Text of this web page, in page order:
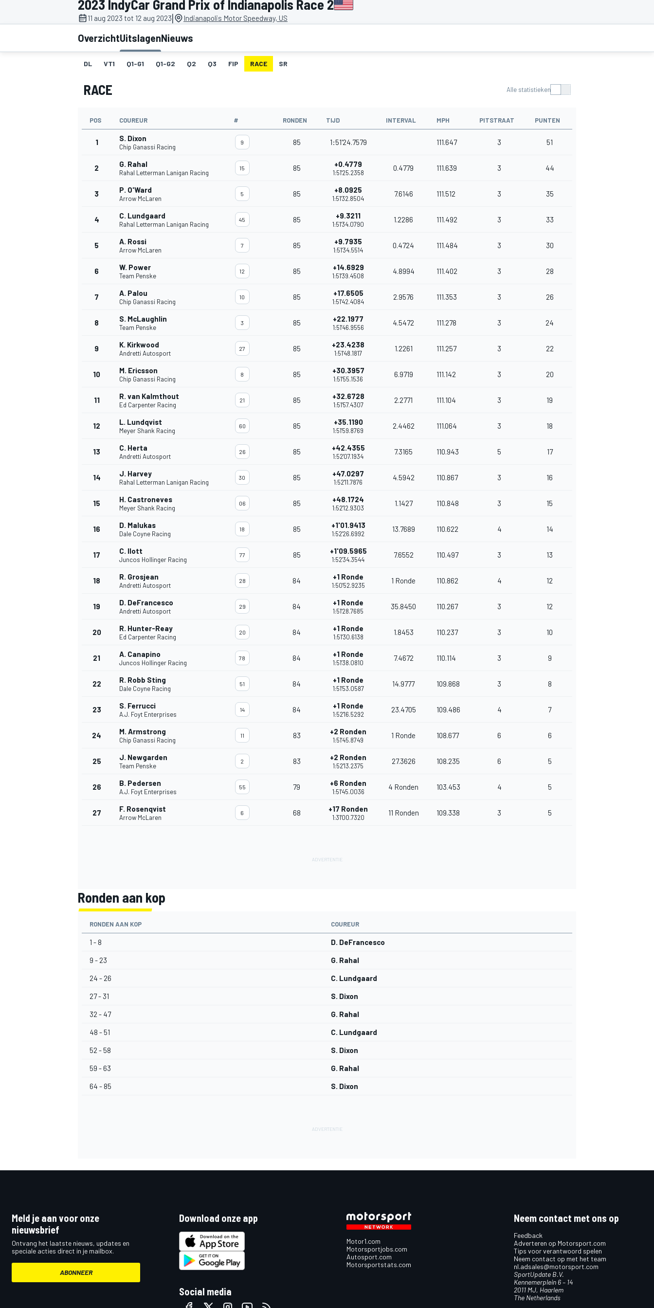
DTM
2023 IndyCar Grand Prix of Indianapolis Race 2
11 aug 2023 tot 12 aug 2023| Indianapolis Motor Speedway, US
OverzichtUitslagenNieuws
DL VT1 Q1-G1 Q1-G2 Q2 Q3 FIP RACE SR
RACE Alle statistieken
POS COUREUR # RONDEN TIJD INTERVAL MPH PITSTRAAT PUNTEN
1 S. Dixon
Chip Ganassi Racing
9 85 1:51'24.7579 111.647 3 51
2 G. Rahal
Rahal Letterman Lanigan Racing
15 85 +0.4779
1:51'25.2358
0.4779 111.639 3 44
3 P. O'Ward
Arrow McLaren
5 85 +8.0925
1:51'32.8504
7.6146 111.512 3 35
4 C. Lundgaard
Rahal Letterman Lanigan Racing
45 85 +9.3211
1:51'34.0790
1.2286 111.492 3 33
5 A. Rossi
Arrow McLaren
7 85 +9.7935
1:51'34.5514
0.4724 111.484 3 30
6 W. Power
Team Penske
12 85 +14.6929
1:51'39.4508
4.8994 111.402 3 28
7 A. Palou
Chip Ganassi Racing
10 85 +17.6505
1:51'42.4084
2.9576 111.353 3 26
8 S. McLaughlin
Team Penske
3 85 +22.1977
1:51'46.9556
4.5472 111.278 3 24
9 K. Kirkwood
Andretti Autosport
27 85 +23.4238
1:51'48.1817
1.2261 111.257 3 22
10 M. Ericsson
Chip Ganassi Racing
8 85 +30.3957
1:51'55.1536
6.9719 111.142 3 20
11 R. van Kalmthout
Ed Carpenter Racing
21 85 +32.6728
1:51'57.4307
2.2771 111.104 3 19
12 L. Lundqvist
Meyer Shank Racing
60 85 +35.1190
1:51'59.8769
2.4462 111.064 3 18
13 C. Herta
Andretti Autosport
26 85 +42.4355
1:52'07.1934
7.3165 110.943 5 17
14 J. Harvey
Rahal Letterman Lanigan Racing
30 85 +47.0297
1:52'11.7876
4.5942 110.867 3 16
15 H. Castroneves
Meyer Shank Racing
06 85 +48.1724
1:52'12.9303
1.1427 110.848 3 15
16 D. Malukas
Dale Coyne Racing
18 85 +1'01.9413
1:52'26.6992
13.7689 110.622 4 14
17 C. Ilott
Juncos Hollinger Racing
77 85 +1'09.5965
1:52'34.3544
7.6552 110.497 3 13
18 R. Grosjean
Andretti Autosport
28 84 +1 Ronde
1:50'52.9235
1 Ronde 110.862 4 12
19 D. DeFrancesco
Andretti Autosport
29 84 +1 Ronde
1:51'28.7685
35.8450 110.267 3 12
20 R. Hunter-Reay
Ed Carpenter Racing
20 84 +1 Ronde
1:51'30.6138
1.8453 110.237 3 10
21 A. Canapino
Juncos Hollinger Racing
78 84 +1 Ronde
1:51'38.0810
7.4672 110.114 3 9
22 R. Robb Sting
Dale Coyne Racing
51 84 +1 Ronde
1:51'53.0587
14.9777 109.868 3 8
23 S. Ferrucci
A.J. Foyt Enterprises
14 84 +1 Ronde
1:52'16.5292
23.4705 109.486 4 7
24 M. Armstrong
Chip Ganassi Racing
11 83 +2 Ronden
1:51'45.8749
1 Ronde 108.677 6 6
25 J. Newgarden
Team Penske
2 83 +2 Ronden
1:52'13.2375
27.3626 108.235 6 5
26 B. Pedersen
A.J. Foyt Enterprises
55 79 +6 Ronden
1:51'45.0036
4 Ronden 103.453 4 5
27 F. Rosenqvist
Arrow McLaren
6 68 +17 Ronden
1:31'00.7320
11 Ronden 109.338 3 5
Ronden aan kop
RONDEN AAN KOP COUREUR
1 - 8 D. DeFrancesco
9 - 23 G. Rahal
24 - 26 C. Lundgaard
27 - 31 S. Dixon
32 - 47 G. Rahal
48 - 51 C. Lundgaard
52 - 58 S. Dixon
59 - 63 G. Rahal
64 - 85 S. Dixon
Meld je aan voor onze
nieuwsbrief
Ontvang het laatste nieuws, updates en
speciale acties direct in je mailbox.
ABONNEER
Download onze app
Social media
Motor1.com
Motorsportjobs.com
Autosport.com
Motorsportstats.com
Neem contact met ons op
Feedback
Adverteren op Motorsport.com
Tips voor verantwoord spelen
Neem contact op met het team
nl.adsales@motorsport.com
SportUpdate B.V.
Kennemerplein 6 – 14
2011 MJ, Haarlem
The Netherlands